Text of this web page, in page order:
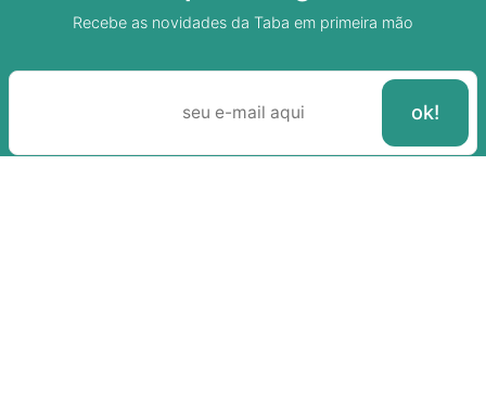
Recebe as novidades da Taba em primeira mão